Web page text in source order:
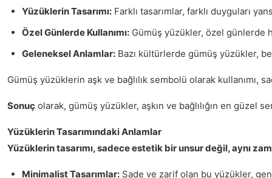
Yüzüklerin Tasarımı: Farklı tasarımlar, farklı duyguları
Özel Günlerde Kullanımı: Gümüş yüzükler, özel günlerde
Geleneksel Anlamlar: Bazı kültürlerde gümüş yüzükler,
Gümüş yüzüklerin aşk ve bağlılık sembolü olarak kullanımı,
Sonuç olarak, gümüş yüzükler, aşkın ve bağlılığın en güzel
Yüzüklerin Tasarımındaki Anlamlar
Yüzüklerin tasarımı, sadece estetik bir unsur değil, aynı
Minimalist Tasarımlar: Sade ve zarif olan bu yüzükler,